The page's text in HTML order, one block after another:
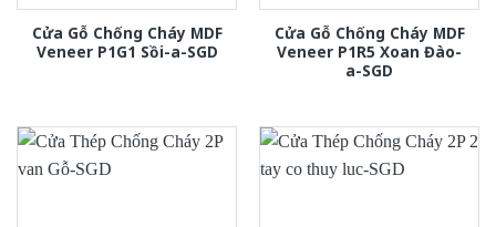
Cửa Gỗ Chống Cháy MDF
Veneer P1G1 Sồi-a-SGD
Cửa Gỗ Chống Cháy MDF
Veneer P1R5 Xoan Đào-
a-SGD